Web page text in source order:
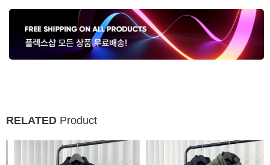
RELATED Product